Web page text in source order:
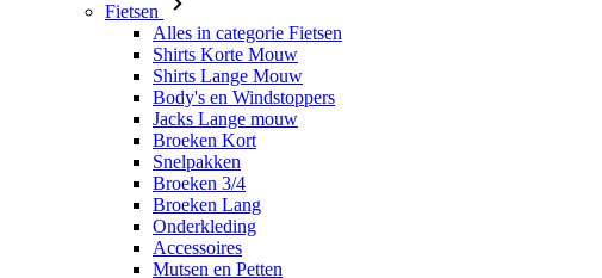
Fietsen
Alles in categorie Fietsen
Shirts Korte Mouw
Shirts Lange Mouw
Body's en Windstoppers
Jacks Lange mouw
Broeken Kort
Snelpakken
Broeken 3/4
Broeken Lang
Onderkleding
Accessoires
Mutsen en Petten